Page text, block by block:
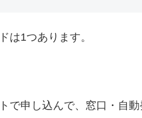
は1つあります。
で申し込んで、窓口・自